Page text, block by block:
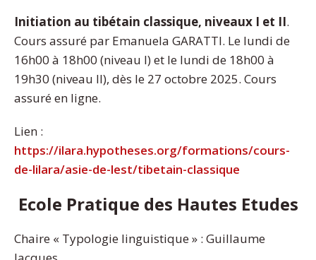
Initiation au tibétain classique, niveaux I et II.
Cours assuré par Emanuela GARATTI. Le lundi de
16h00 à 18h00 (niveau I) et le lundi de 18h00 à
19h30 (niveau II), dès le 27 octobre 2025. Cours
assuré en ligne.
Lien :
https://ilara.hypotheses.org/formations/cours-
de-lilara/asie-de-lest/tibetain-classique
Ecole Pratique des Hautes Etudes
Chaire « Typologie linguistique » : Guillaume